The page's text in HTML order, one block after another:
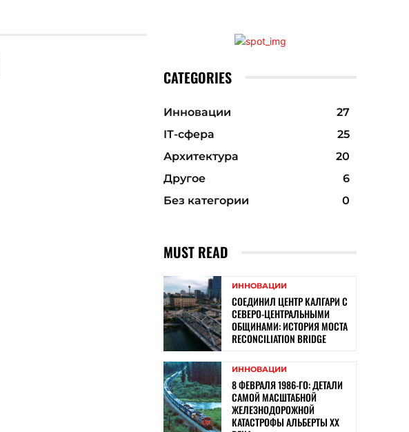
CATEGORIES
Инновации
27
ІТ-сфера
25
Архитектура
20
Другое
6
Без категории
0
MUST READ
ИННОВАЦИИ
СОЕДИНИЛ ЦЕНТР КАЛГАРИ С
СЕВЕРО-ЦЕНТРАЛЬНЫМИ
ОБЩИНАМИ: ИСТОРИЯ МОСТА
RECONCILIATION BRIDGE
ИННОВАЦИИ
8 ФЕВРАЛЯ 1986-ГО: ДЕТАЛИ
САМОЙ МАСШТАБНОЙ
ЖЕЛЕЗНОДОРОЖНОЙ
КАТАСТРОФЫ АЛЬБЕРТЫ ХХ